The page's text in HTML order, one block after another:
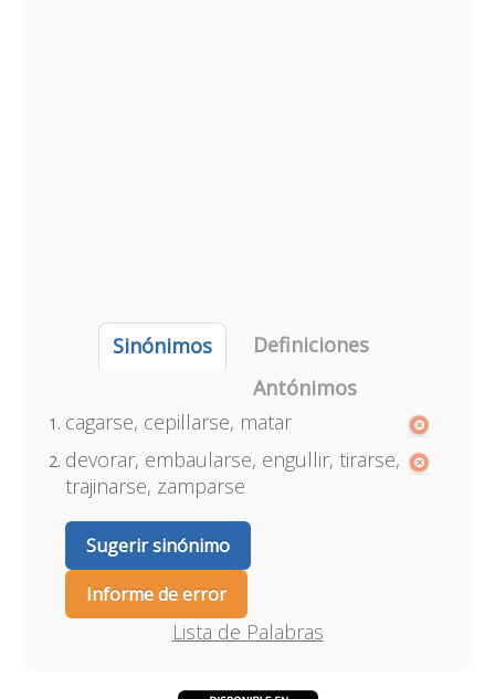
Sinónimos
Definiciones
Antónimos
cagarse, cepillarse, matar
devorar, embaularse, engullir, tirarse,
trajinarse, zamparse
Sugerir sinónimo
Informe de error
Lista de Palabras